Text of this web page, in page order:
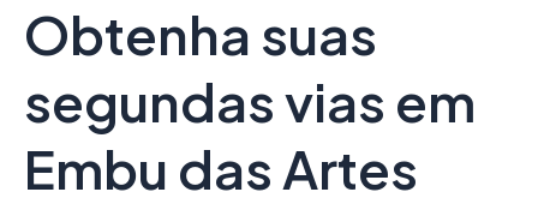
Obtenha suas
segundas vias em
Embu das Artes